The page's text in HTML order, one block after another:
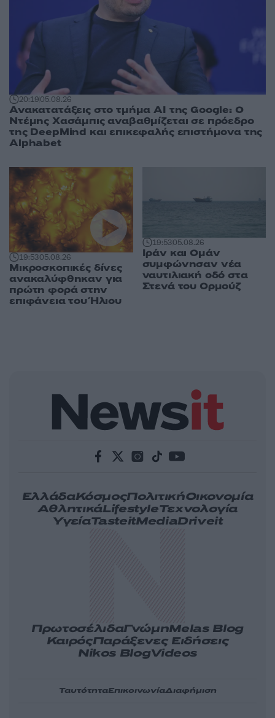
20:1905.08.26
Ανακατατάξεις στο τμήμα AI της Google: Ο
Ντέμης Χασάμπις αναβαθμίζεται σε πρόεδρο
της DeepMind και επικεφαλής επιστήμονα της
Alphabet
19:5305.08.26
Μικροσκοπικές δίνες
ανακαλύφθηκαν για
πρώτη φορά στην
επιφάνεια του Ήλιου
19:5305.08.26
Ιράν και Ομάν
συμφώνησαν νέα
ναυτιλιακή οδό στα
Στενά του Ορμούζ
ΕλλάδαΚόσμοςΠολιτικήΟικονομία
ΑθλητικάLifestyleΤεχνολογία
ΥγείαTasteitMediaDriveit
ΠρωτοσέλιδαΓνώμηMelas Blog
ΚαιρόςΠαράξενες Ειδήσεις
Nikos BlogVideos
ΤαυτότηταΕπικοινωνίαΔιαφήμιση